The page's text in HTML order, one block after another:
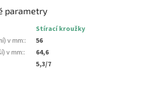
parametry
Stírací kroužky
v mm::
56
v mm::
64,6
5,3/7